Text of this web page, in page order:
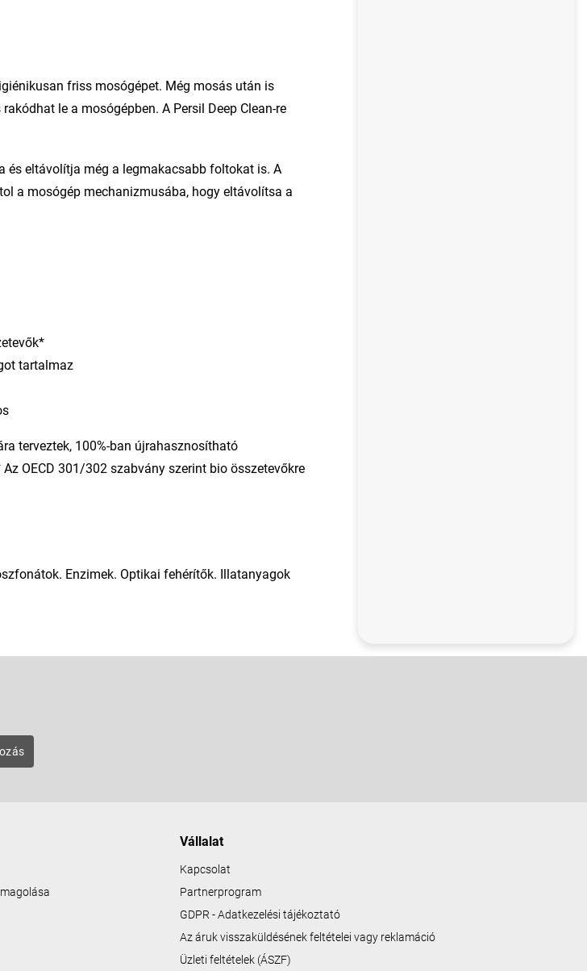
friss mosógépet. Még mosás után is
le a mosógépben. A Persil Deep Clean-re
és eltávolítja még a legmakacsabb foltokat is. A
a mosógép mechanizmusába, hogy eltávolítsa a
tartalmaz
terveztek, 100%-ban újrahasznosítható
OECD 301/302 szabvány szerint bio összetevőkre
Enzimek. Optikai fehérítők. Illatanyagok
Vállalat
Kapcsolat
Partnerprogram
GDPR - Adatkezelési tájékoztató
Az áruk visszaküldésének feltételei vagy reklamáció
Üzleti feltételek (ÁSZF)